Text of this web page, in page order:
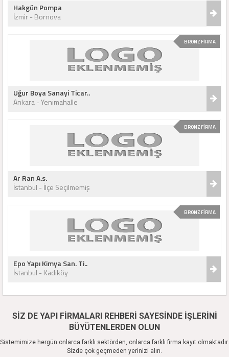
Hakgün Pompa
İzmir - Bornova
BRONZ FİRMA
Uğur Boya Sanayi Ticar..
Ankara - Yenimahalle
BRONZ FİRMA
Ar Ran A.s.
İstanbul - İlçe Seçilmemiş
BRONZ FİRMA
Epo Yapı Kimya San. Ti..
İstanbul - Kadıköy
SİZ DE YAPI FİRMALARI REHBERİ SAYESİNDE İŞLERİNİ
BÜYÜTENLERDEN OLUN
Sistemimize hergün onlarca farklı sektörden, onlarca farklı firma kayıt olmaktadır.
Sizde çok geçmeden yerinizi alın.